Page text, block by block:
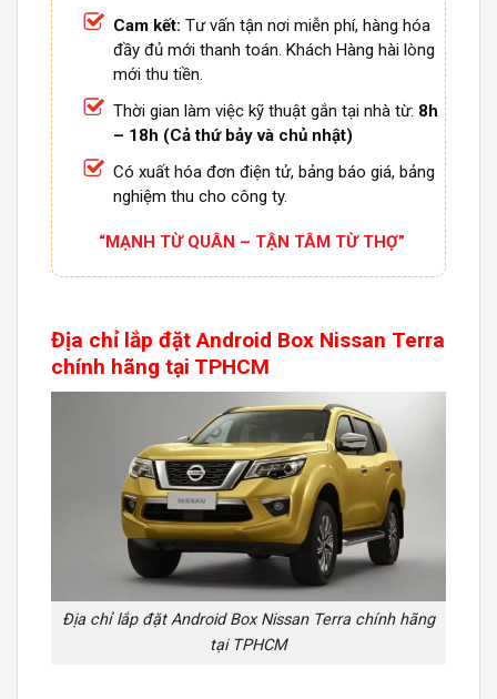
Cam kết: Tư vấn tận nơi miễn phí, hàng hóa
đầy đủ mới thanh toán. Khách Hàng hài lòng
mới thu tiền.
Thời gian làm việc kỹ thuật gắn tại nhà từ: 8h
– 18h (Cả thứ bảy và chủ nhật)
Có xuất hóa đơn điện tử, bảng báo giá, bảng
nghiệm thu cho công ty.
“MẠNH TỪ QUÂN – TẬN TÂM TỪ THỢ”
Địa chỉ lắp đặtAndroid Box Nissan Terra
chính hãng tại TPHCM
Địa chỉ lắp đặt Android Box Nissan Terra chính hãng
tại TPHCM